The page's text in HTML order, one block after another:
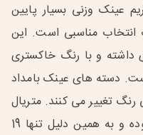
عینک وزنی بسیار پایین
انتخاب مناسبی است. این
داشته و با رنگ خاکستری
دسته های عینک بامداد
رنگ تغییر می کنند. متریال
ساخت این عینک استات تزریقی بوده و به همین دلیل تنها 19